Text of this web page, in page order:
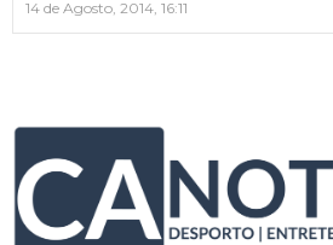
14 de Agosto, 2014, 16:11